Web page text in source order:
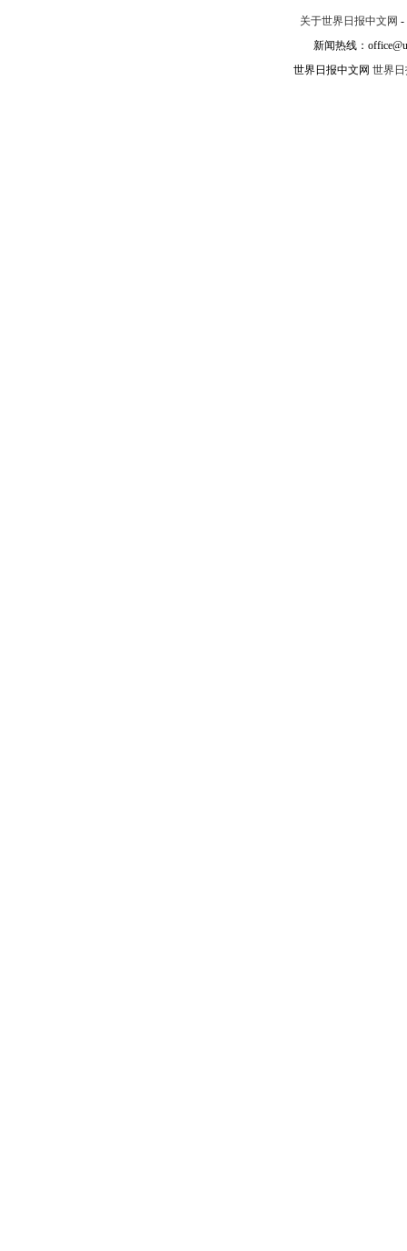
关于世界日报中文网 -
新闻热线：
世界日报中文网 世界